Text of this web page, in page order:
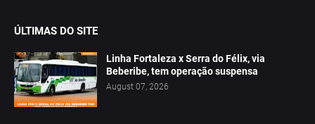
ÚLTIMAS DO SITE
Linha Fortaleza x Serra do Félix, via
Beberibe, tem operação suspensa
August 07, 2026